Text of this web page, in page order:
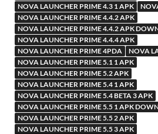
NOVA LAUNCHER PRIME 4.3 1 APK
NOVA LAUNCHER PRIME 4.4.2 APK
NOVA LAUNCHER PRIME 4.4.2 APK
NOVA LAUNCHER PRIME 4.4.4 APK
NOVA LAUNCHER PRIME 4PDA
NOVA
NOVA LAUNCHER PRIME 5.1 1 APK
NOVA LAUNCHER PRIME 5.2 APK
NOVA LAUNCHER PRIME 5.4 1 APK
NOVA LAUNCHER PRIME 5.4 BETA 3 APK
NOVA LAUNCHER PRIME 5.5 1 APK
NOVA LAUNCHER PRIME 5.5 2 APK
NOVA LAUNCHER PRIME 5.5 3 APK